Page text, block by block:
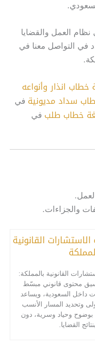
العمل والقضايا
في التواصل معنا في
خطاب انذار وأنواعه
سداد مديونية في
خطاب طلب في
والجزاءات.
القانونية
القانونية بالمملكة:
محتوى قانوني مبسّط
داخل السعودية، ويساعد
وتحديد المسار الأنسب
بوضوح وحياد وسرية، دون
القضايا.